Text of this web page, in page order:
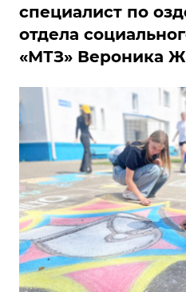
специалист по
отдела
«МТЗ» Вероника